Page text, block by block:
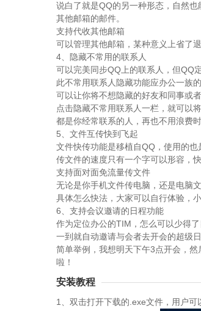
说白了就是QQ的另一种形态，自然
其他邮箱的邮件。
支持代收其他邮箱
可以管理其他邮箱，某种意义上省了
4、隐藏不常用的联系人
可以完美同步QQ上的联系人，但QQ
此不常用联系人隐藏功能应办公一族的
可以让你将不想隐藏的好友和同事或
点击隐藏不常用联系人一栏，就可以
都是你经常联系的人，再也不用浪费时
5、文件互传快到飞起
文件快传功能是移植自QQ，使用的
传文件的速度只有一个字可以形容，快
支持面对面免流量传文件
无论是你手机文件传电脑，还是电脑
具体怎么快法，大家可以自行体验，小
6、支持会议邀请的日程功能
作为定位办公的TIM，怎么可以少得
一到就自动邀请与会者去开会的超级日
简单举例，我想明天下午3点开会，
啦！
安装教程
1、双击打开下载的.exe文件，用户可